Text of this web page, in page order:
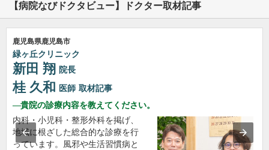
【病院なびドクタビュー】ドクター取材記事
鹿児島県鹿児島市
緑ヶ丘クリニック
新田 翔 院長
桂 久和 医師 取材記事
貴院の診療内容を教えてください。
内科・小児科・整形外科を掲げ、
地域に根ざした総合的な診療を行
っています。風邪や生活習慣病と